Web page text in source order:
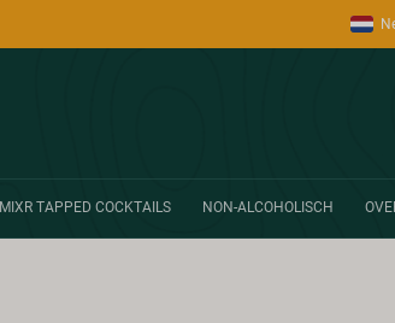
MIXR TAPPED COCKTAILS NON-ALCOHOLISCH